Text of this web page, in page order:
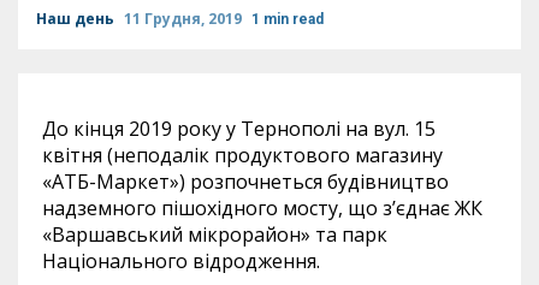
Наш день 11 Грудня, 2019 1 min read
До кінця 2019 року у Тернополі на вул. 15
квітня (неподалік продуктового магазину
«АТБ-Маркет») розпочнеться будівництво
надземного пішохідного мосту, що з’єднає ЖК
«Варшавський мікрорайон» та парк
Національного відродження.